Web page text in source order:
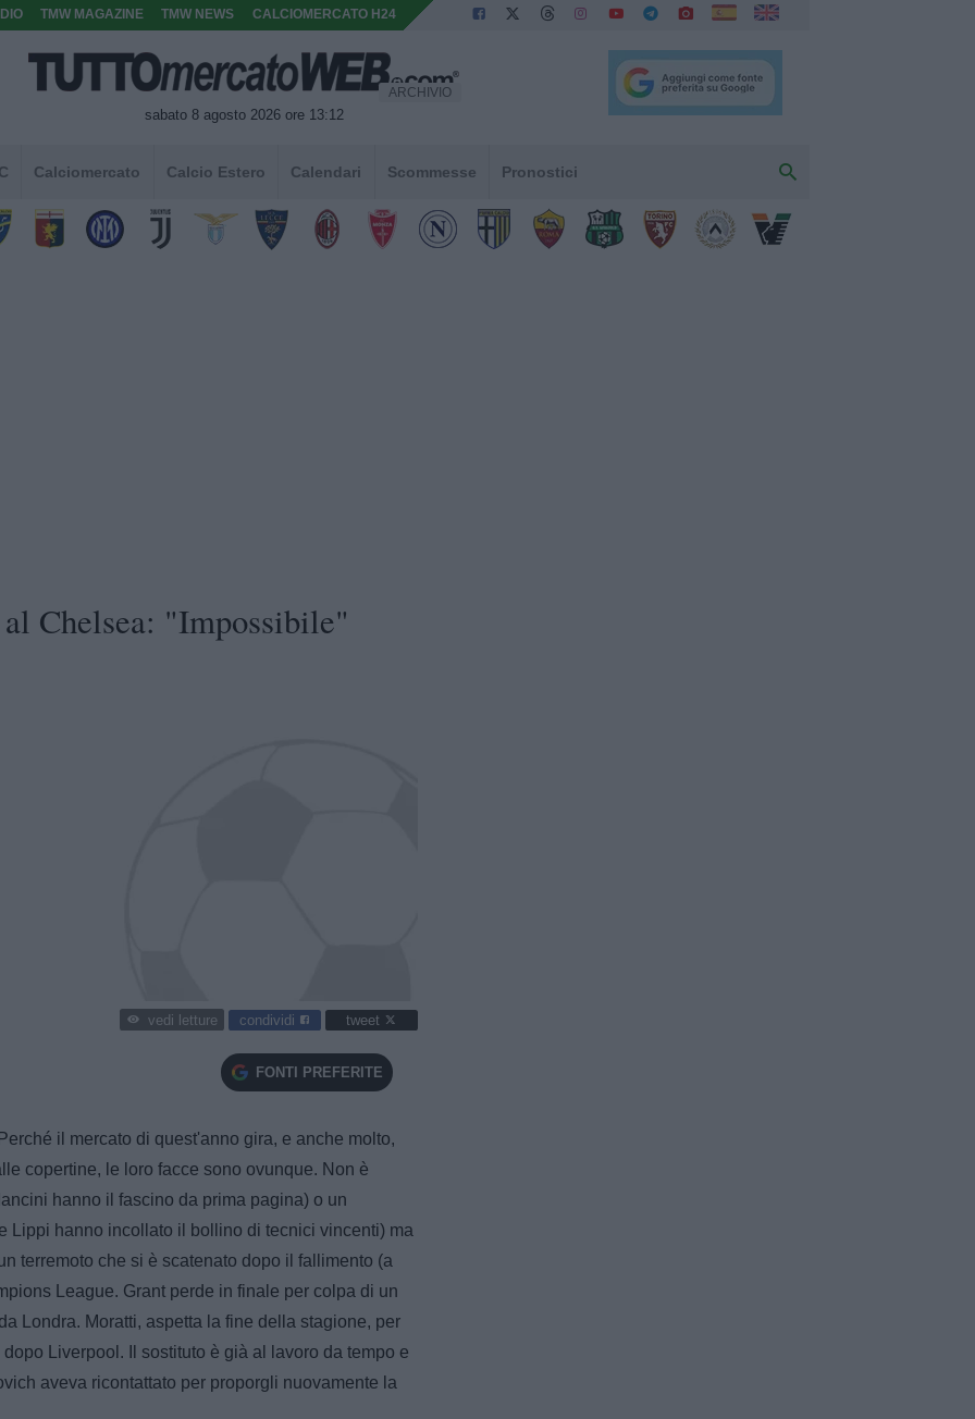
TMW MAGAZINE TMW NEWS CALCIOMERCATO H24
sabato 8 agosto 2026 ore 13:12
ARCHIVIO
Calciomercato Calcio Estero Calendari Scommesse Pronostici
Chelsea: "Impossibile"
vedi letture condividi tweet
FONTI PREFERITE
il mercato di quest'anno gira, e anche molto,
copertine, le loro facce sono ovunque. Non è
hanno il fascino da prima pagina) o un
Lippi hanno incollato il bollino di tecnici vincenti) ma
terremoto che si è scatenato dopo il fallimento (a
League. Grant perde in finale per colpa di un
Londra. Moratti, aspetta la fine della stagione, per
Liverpool. Il sostituto è già al lavoro da tempo e
aveva ricontattato per proporgli nuovamente la